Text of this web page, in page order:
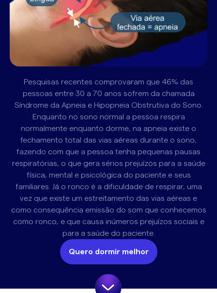
Pesquisas recentes comprovaram que 46% das
pessoas entre 30 a 70 anos sofrem da chamada
Síndrome da Apneia e Hipopneia Obstrutiva do Sono.
Enquanto no sono normal a pessoa respira
normalmente enquanto dorme, na apneia existe o
fechamento total das vias aéreas durante o sono,
fazendo com que a pessoa tenha pequenas pausas
respiratórias, o que gera sérios prejuízos para a saúde
física, mental e psicológica do paciente e seus
familiares. Já o ronco é a dificuldade de respirar, uma
vez que existe um estreitamento das vias aéreas e
como consequência emissão do som que conhecemos
como ronco, e que causa inúmeros prejuízos sociais e
para a saúde do paciente.
Quero dormir melhor